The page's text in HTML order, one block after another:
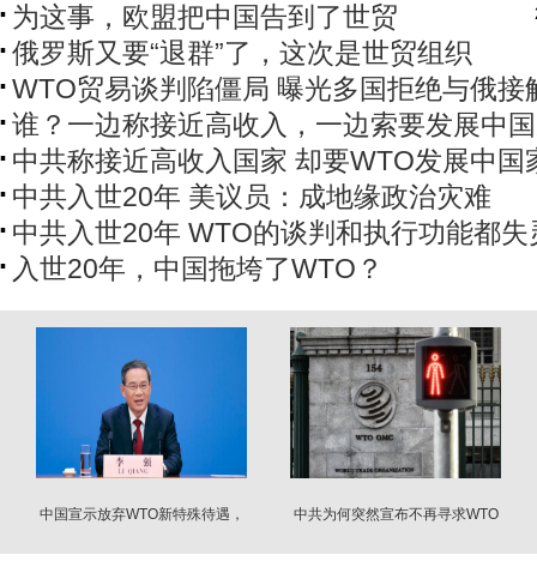
为这事，欧盟把中国告到了世贸
俄罗斯又要“退群”了，这次是世贸组织
WTO贸易谈判陷僵局 曝光多国拒绝与俄接
谁？一边称接近高收入，一边索要发展中
中共称接近高收入国家 却要WTO发展中国
中共入世20年 美议员：成地缘政治灾难
中共入世20年 WTO的谈判和执行功能都失
入世20年，中国拖垮了WTO？
中国宣示放弃WTO新特殊待遇，
中共为何突然宣布不再寻求WTO